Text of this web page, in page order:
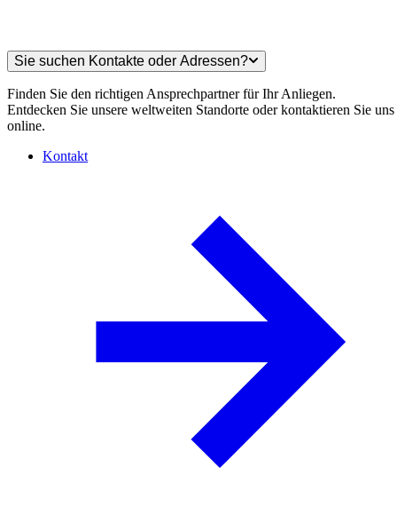
Sie suchen Kontakte oder Adressen?
Finden Sie den richtigen Ansprechpartner für Ihr Anliegen.
Entdecken Sie unsere weltweiten Standorte oder kontaktieren Sie uns
online.
Kontakt